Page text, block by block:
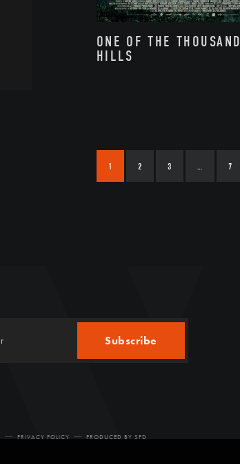
ONE OF THE THOUSAND
HILLS
1 2 3 7
Subscribe
PRIVACY POLICY PRODUCED BY SFD